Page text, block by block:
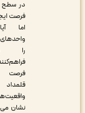
در سطح ظاهری،
فرصت ایجاد شده
اما آیا این
واحدهای آموزشی
را می‌توان
فراهم‌کننده برابری
فرصت آموزش
قلمداد کرد؟
واقعیت‌های جاری
نشان می‌دهد که